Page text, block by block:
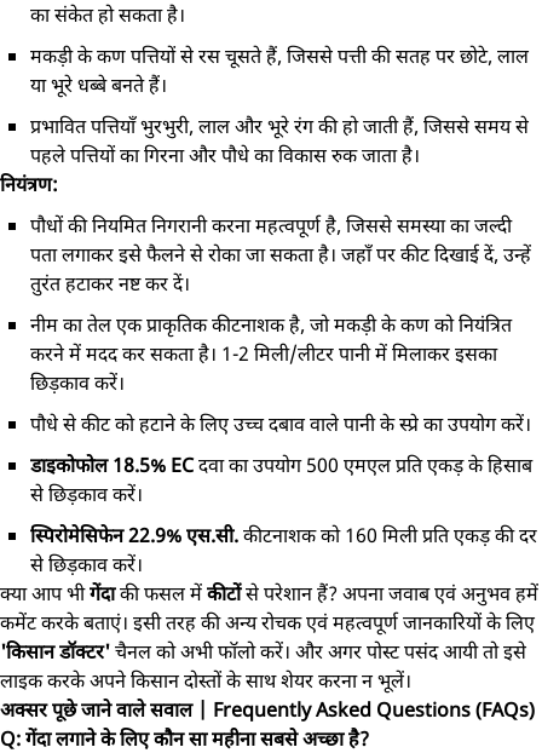
का संकेत हो सकता है।
मकड़ी के कण पत्तियों से रस चूसते हैं, जिससे पत्ती की सतह पर छोटे, लाल
या भूरे धब्बे बनते हैं।
प्रभावित पत्तियाँ भुरभुरी, लाल और भूरे रंग की हो जाती हैं, जिससे समय से
पहले पत्तियों का गिरना और पौधे का विकास रुक जाता है।
नियंत्रण:
पौधों की नियमित निगरानी करना महत्वपूर्ण है, जिससे समस्या का जल्दी
पता लगाकर इसे फैलने से रोका जा सकता है। जहाँ पर कीट दिखाई दें, उन्हें
तुरंत हटाकर नष्ट कर दें।
नीम का तेल एक प्राकृतिक कीटनाशक है, जो मकड़ी के कण को नियंत्रित
करने में मदद कर सकता है। 1-2 मिली/लीटर पानी में मिलाकर इसका
छिड़काव करें।
पौधे से कीट को हटाने के लिए उच्च दबाव वाले पानी के स्प्रे का उपयोग करें।
डाइकोफोल 18.5% ECदवा का उपयोग 500 एमएल प्रति एकड़ के हिसाब
से छिड़काव करें।
स्पिरोमेसिफेन 22.9% एस.सी.कीटनाशक को 160 मिली प्रति एकड़ की दर
से छिड़काव करें।
क्या आप भीगेंदाकी फसल मेंकीटोंसे परेशान हैं? अपना जवाब एवं अनुभव हमें
कमेंट करके बताएं। इसी तरह की अन्य रोचक एवं महत्वपूर्ण जानकारियों के लिए
'किसान डॉक्टर'चैनल को अभी फॉलो करें। और अगर पोस्ट पसंद आयी तो इसे
लाइक करके अपने किसान दोस्तों के साथ शेयर करना न भूलें।
अक्सर पूछे जाने वाले सवाल | Frequently Asked Questions (FAQs)
Q: गेंदा लगाने के लिए कौन सा महीना सबसे अच्छा है?